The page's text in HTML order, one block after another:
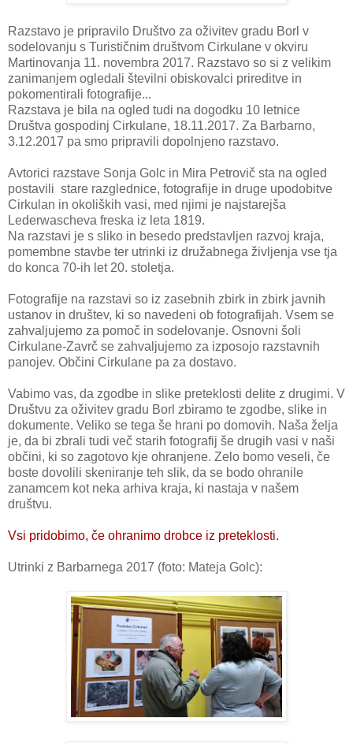
Razstavo je pripravilo Društvo za oživitev gradu Borl v
sodelovanju s Turističnim društvom Cirkulane v okviru
Martinovanja 11. novembra 2017. Razstavo so si z velikim
zanimanjem ogledali številni obiskovalci prireditve in
pokomentirali fotografije...
Razstava je bila na ogled tudi na dogodku 10 letnice
Društva gospodinj Cirkulane, 18.11.2017. Za Barbarno,
3.12.2017 pa smo pripravili dopolnjeno razstavo.
Avtorici razstave Sonja Golc in Mira Petrovič sta na ogled
postavili stare razglednice, fotografije in druge upodobitve
Cirkulan in okoliških vasi, med njimi je najstarejša
Lederwascheva freska iz leta 1819.
Na razstavi je s sliko in besedo predstavljen razvoj kraja,
pomembne stavbe ter utrinki iz družabnega življenja vse tja
do konca 70-ih let 20. stoletja.
Fotografije na razstavi so iz zasebnih zbirk in zbirk javnih
ustanov in društev, ki so navedeni ob fotografijah. Vsem se
zahvaljujemo za pomoč in sodelovanje. Osnovni šoli
Cirkulane-Zavrč se zahvaljujemo za izposojo razstavnih
panojev. Občini Cirkulane pa za dostavo.
Vabimo vas, da zgodbe in slike preteklosti delite z drugimi. V
Društvu za oživitev gradu Borl zbiramo te zgodbe, slike in
dokumente. Veliko se tega še hrani po domovih. Naša želja
je, da bi zbrali tudi več starih fotografij še drugih vasi v naši
občini, ki so zagotovo kje ohranjene. Zelo bomo veseli, če
boste dovolili skeniranje teh slik, da se bodo ohranile
zanamcem kot neka arhiva kraja, ki nastaja v našem
društvu.
Vsi pridobimo, če ohranimo drobce iz preteklosti.
Utrinki z Barbarnega 2017 (foto: Mateja Golc):